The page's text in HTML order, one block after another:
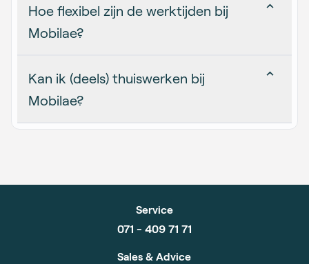
Hoe flexibel zijn de werktijden bij
Mobilae?
Kan ik (deels) thuiswerken bij
Mobilae?
Service
071 - 409 71 71
Sales & Advice